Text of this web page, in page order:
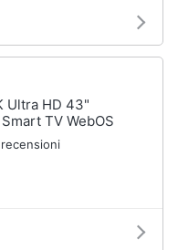
Ultra HD 43"
TV WebOS